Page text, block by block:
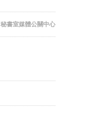
秘書室媒體公關中心